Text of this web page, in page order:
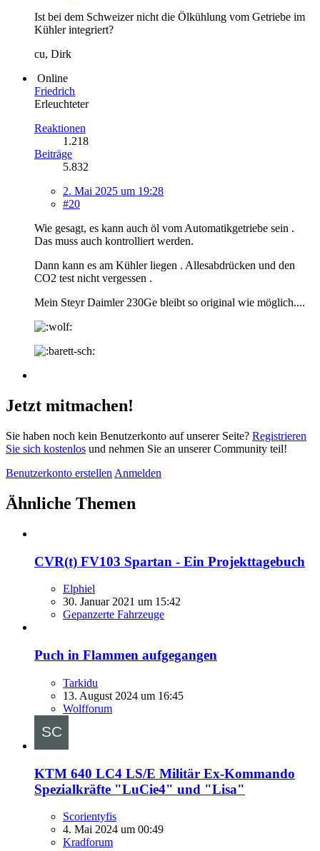
Ist bei dem Schweizer nicht die Ölkühlung vom Getriebe im
Kühler integriert?
cu, Dirk
Online
Friedrich
Erleuchteter
Reaktionen
1.218
Beiträge
5.832
2. Mai 2025 um 19:28
#20
Wie gesagt, es kann auch öl vom Automatikgetriebe sein .
Das muss auch kontrolliert werden.
Dann kann es am Kühler liegen . Allesabdrücken und den
CO2 test nicht vergessen .
Mein Steyr Daimler 230Ge bleibt so original wie möglich....
Jetzt mitmachen!
Sie haben noch kein Benutzerkonto auf unserer Seite? Registrieren
Sie sich kostenlos und nehmen Sie an unserer Community teil!
Benutzerkonto erstellen Anmelden
Ähnliche Themen
CVR(t) FV103 Spartan - Ein Projekttagebuch
Elphiel
30. Januar 2021 um 15:42
Gepanzerte Fahrzeuge
Puch in Flammen aufgegangen
Tarkidu
13. August 2024 um 16:45
Wolfforum
KTM 640 LC4 LS/E Militär Ex-Kommando
Spezialkräfte "LuCie4" und "Lisa"
Scorientyfis
4. Mai 2024 um 00:49
Kradforum